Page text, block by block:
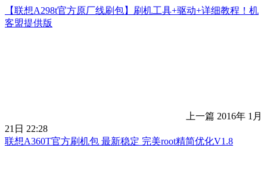
【联想A298t官方原厂线刷包】刷机工具+驱动+详细教程！机
客盟提供版
上一篇 2016年 1月
21日 22:28
联想A360T官方刷机包 最新稳定 完美root精简优化V1.8